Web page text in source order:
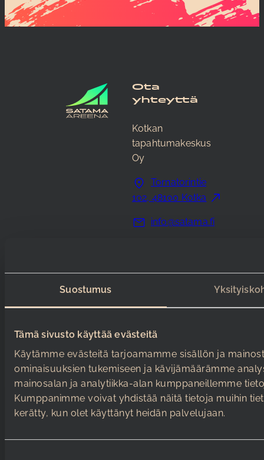
Suostumus
Tämä sivusto käyttää evästeitä
Käytämme evästeitä tarjoamamme sisällön ja
ominaisuuksien tukemiseen ja kävijämäärämme
mainosalan ja analytiikka-alan kumppaneillemme
Kumppanimme voivat yhdistää näitä tietoja muihin
kerätty, kun olet käyttänyt heidän palvelujaan.
Ota
yhteyttä
Kotkan
tapahtumakeskus
Oy
Tornatorintie
102, 48100 Kotka
info@satama.fi
Kaikki yhteystiedot
tapahtumatiloihin
Varaa kokoustila
Tapahtumapalvelut
Tapahtumat ja liput
Aukioloajat
Saapuminen
Esteettömyys